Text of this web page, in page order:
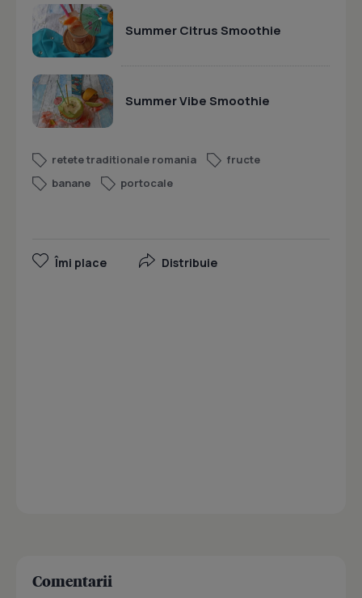
Summer Citrus Smoothie
Summer Vibe Smoothie
retete traditionale romania
fructe
banane
portocale
Îmi place Distribuie
Comentarii